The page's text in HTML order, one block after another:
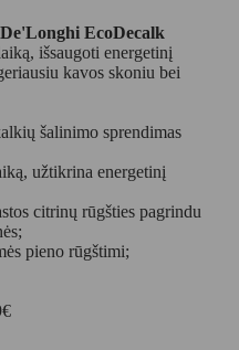
De'Longhi EcoDecalk
išsaugoti energetinį
kavos skoniu bei
šalinimo sprendimas
užtikrina energetinį
citrinų rūgšties pagrindu
pieno rūgštimi;
€